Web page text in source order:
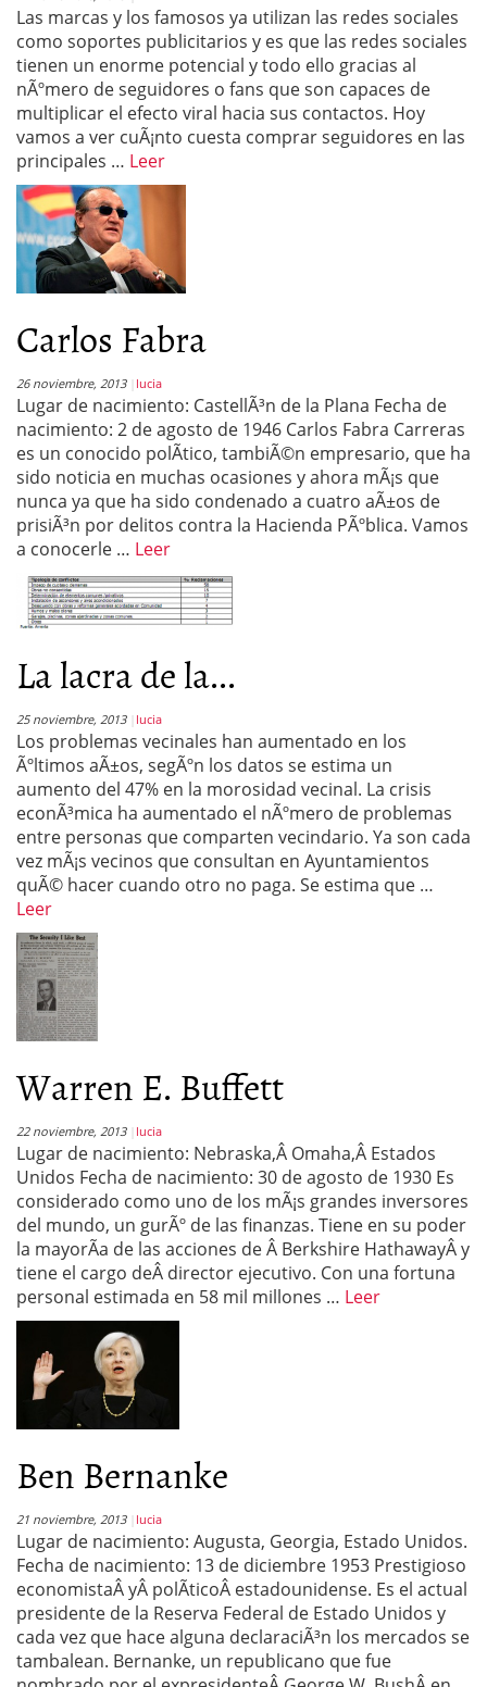
Las marcas y los famosos ya utilizan las redes sociales
como soportes publicitarios y es que las redes sociales
tienen un enorme potencial y todo ello gracias al
nÃºmero de seguidores o fans que son capaces de
multiplicar el efecto viral hacia sus contactos. Hoy
vamos a ver cuÃ¡nto cuesta comprar seguidores en las
principales … Leer
Carlos Fabra
26 noviembre, 2013 lucia
Lugar de nacimiento: CastellÃ³n de la Plana Fecha de
nacimiento: 2 de agosto de 1946 Carlos Fabra Carreras
es un conocido polÃ­tico, tambiÃ©n empresario, que ha
sido noticia en muchas ocasiones y ahora mÃ¡s que
nunca ya que ha sido condenado a cuatro aÃ±os de
prisiÃ³n por delitos contra la Hacienda PÃºblica. Vamos
a conocerle … Leer
La lacra de la...
25 noviembre, 2013 lucia
Los problemas vecinales han aumentado en los
Ãºltimos aÃ±os, segÃºn los datos se estima un
aumento del 47% en la morosidad vecinal. La crisis
econÃ³mica ha aumentado el nÃºmero de problemas
entre personas que comparten vecindario. Ya son cada
vez mÃ¡s vecinos que consultan en Ayuntamientos
quÃ© hacer cuando otro no paga. Se estima que …
Leer
Warren E. Buffett
22 noviembre, 2013 lucia
Lugar de nacimiento: Nebraska,Â Omaha,Â Estados
Unidos Fecha de nacimiento: 30 de agosto de 1930 Es
considerado como uno de los mÃ¡s grandes inversores
del mundo, un gurÃº de las finanzas. Tiene en su poder
la mayorÃ­a de las acciones de Â Berkshire HathawayÂ y
tiene el cargo deÂ director ejecutivo. Con una fortuna
personal estimada en 58 mil millones … Leer
Ben Bernanke
21 noviembre, 2013 lucia
Lugar de nacimiento: Augusta, Georgia, Estado Unidos.
Fecha de nacimiento: 13 de diciembre 1953 Prestigioso
economistaÂ yÂ polÃ­ticoÂ estadounidense. Es el actual
presidente de la Reserva Federal de Estado Unidos y
cada vez que hace alguna declaraciÃ³n los mercados se
tambalean. Bernanke, un republicano que fue